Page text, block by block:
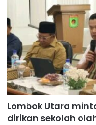
Lombok Utara
dirikan sekolah